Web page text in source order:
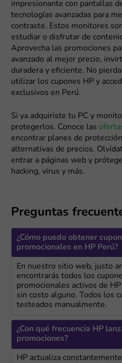
impresionante con pantallas
tecnologías avanzadas para
contraste. Estos monitores
estudiar o disfrutar de
Aprovecha las promociones
avanzado al mejor precio,
duradera y eficiente. No
utilizar los cupones HP y
exclusivos en Perú.
Si ya adquiriste tu PC y
protegerlos. Conoce las
encontrar planes de
alternativas de precios.
entrar a páginas web y
hacking, virus y más.
Preguntas
¿Cómo puedo obtener
promocionales en HP Perú?
En nuestro sitio web, justo
encontrarás todos los
promocionales activos de
sin costo alguno. Todos los
testeados manualmente.
¿Con qué frecuencia HP
promociones?
HP actualiza